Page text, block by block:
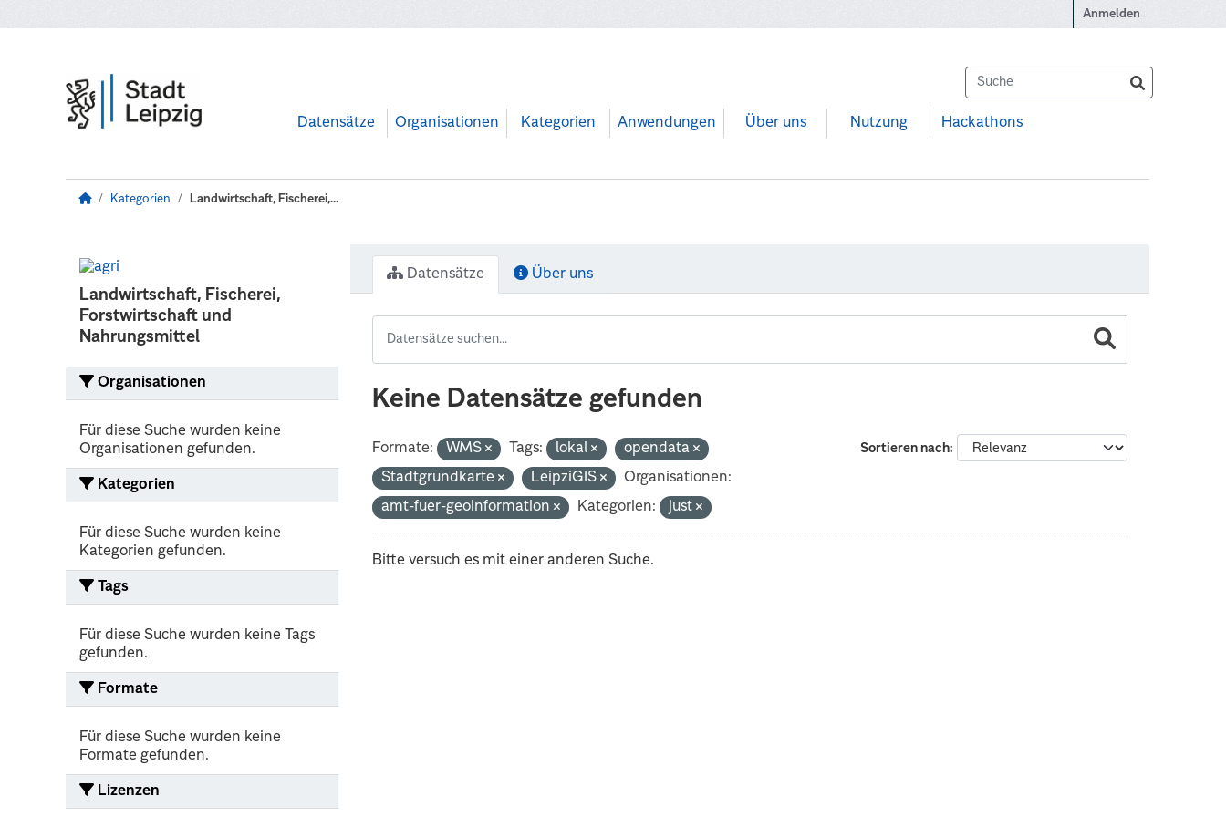
Anmelden
Datensätze Organisationen Kategorien Anwendungen Über uns Nutzung Hackathons
Kategorien Landwirtschaft, Fischerei,...
Landwirtschaft, Fischerei,
Forstwirtschaft und
Nahrungsmittel
Organisationen
Für diese Suche wurden keine
Organisationen gefunden.
Kategorien
Für diese Suche wurden keine
Kategorien gefunden.
Tags
Für diese Suche wurden keine Tags
gefunden.
Formate
Für diese Suche wurden keine
Formate gefunden.
Lizenzen
Datensätze Über uns
Keine Datensätze gefunden
Sortieren nach
Formate: WMS Tags: lokal
opendata
Stadtgrundkarte
LeipziGIS
Organisationen:
amt-fuer-geoinformation
Kategorien: just
Bitte versuch es mit einer anderen Suche.